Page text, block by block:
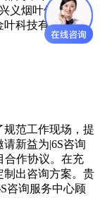
义烟叶储运站、
科技有限公司。
范工作现场，提
新益为|6S咨询
合作协议。在充
制出咨询方案。贵
咨询服务中心顾